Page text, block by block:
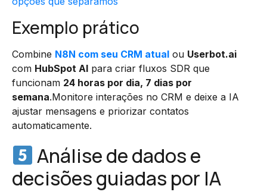
Exemplo prático
Combine N8N com seu CRM atual ou Userbot.ai
com HubSpot AI para criar fluxos SDR que
funcionam 24 horas por dia, 7 dias por
semana.Monitore interações no CRM e deixe a IA
ajustar mensagens e priorizar contatos
automaticamente.
Análise de dados e
decisões guiadas por IA